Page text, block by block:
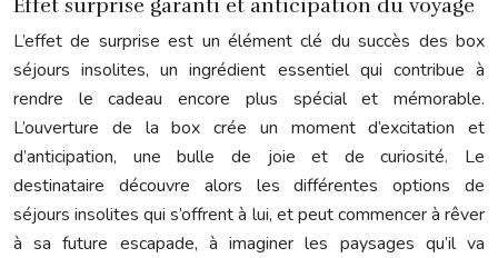
Effet surprise garanti et anticipation du voyage
L’effet de surprise est un élément clé du succès des box
séjours insolites, un ingrédient essentiel qui contribue à
rendre le cadeau encore plus spécial et mémorable.
L’ouverture de la box crée un moment d’excitation et
d’anticipation, une bulle de joie et de curiosité. Le
destinataire découvre alors les différentes options de
séjours insolites qui s’offrent à lui, et peut commencer à rêver
à sa future escapade, à imaginer les paysages qu’il va